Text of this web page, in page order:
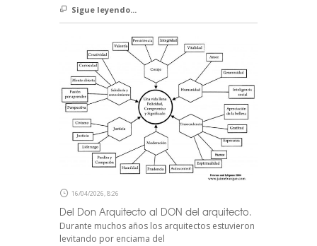
Sigue leyendo...
16/04/2026, 8:26
Del Don Arquitecto al DON del arquitecto.
Durante muchos años los arquitectos estuvieron
levitando por enciama del